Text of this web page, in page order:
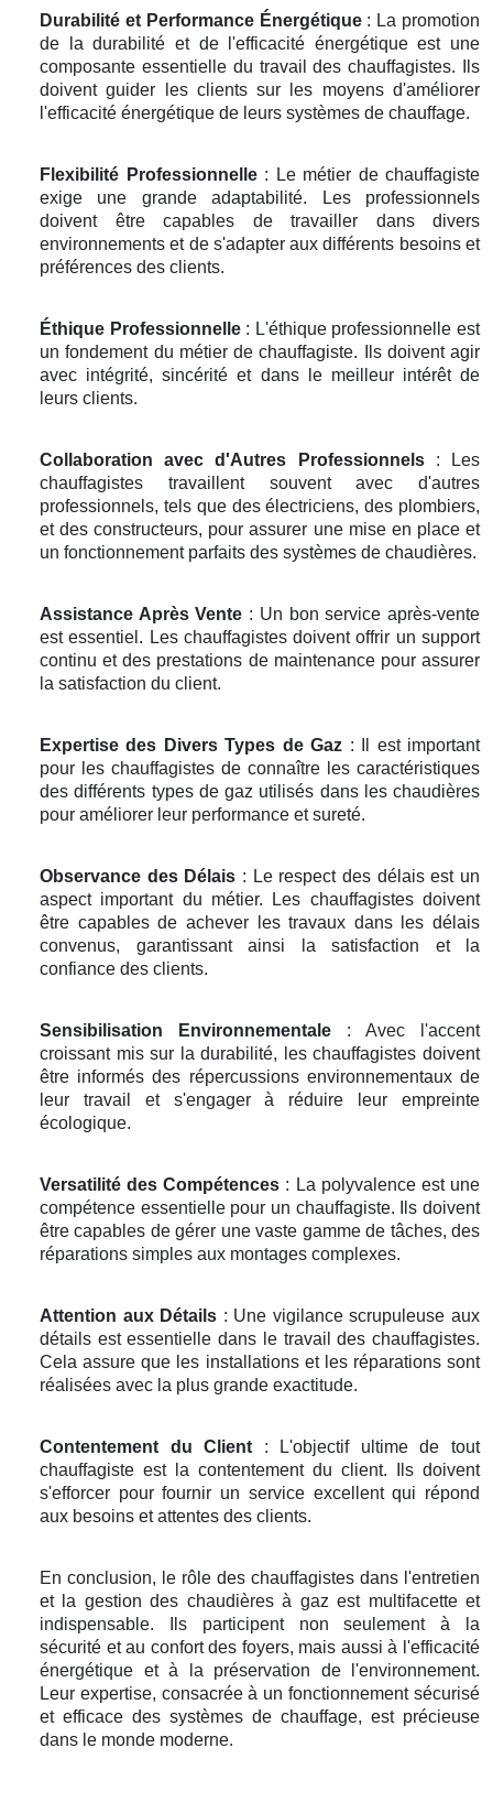
Durabilité et Performance Énergétique: La promotion
de la durabilité et de l'efficacité énergétique est une
composante essentielle du travail des chauffagistes. Ils
doivent guider les clients sur les moyens d'améliorer
l'efficacité énergétique de leurs systèmes de chauffage.
Flexibilité Professionnelle: Le métier de chauffagiste
exige une grande adaptabilité. Les professionnels
doivent être capables de travailler dans divers
environnements et de s'adapter aux différents besoins et
préférences des clients.
Éthique Professionnelle: L'éthique professionnelle est
un fondement du métier de chauffagiste. Ils doivent agir
avec intégrité, sincérité et dans le meilleur intérêt de
leurs clients.
Collaboration avec d'Autres Professionnels: Les
chauffagistes travaillent souvent avec d'autres
professionnels, tels que des électriciens, des plombiers,
et des constructeurs, pour assurer une mise en place et
un fonctionnement parfaits des systèmes de chaudières.
Assistance Après Vente : Un bon service après-vente
est essentiel. Les chauffagistes doivent offrir un support
continu et des prestations de maintenance pour assurer
la satisfaction du client.
Expertise des Divers Types de Gaz : Il est important
pour les chauffagistes de connaître les caractéristiques
des différents types de gaz utilisés dans les chaudières
pour améliorer leur performance et sureté.
Observance des Délais : Le respect des délais est un
aspect important du métier. Les chauffagistes doivent
être capables de achever les travaux dans les délais
convenus, garantissant ainsi la satisfaction et la
confiance des clients.
Sensibilisation Environnementale : Avec l'accent
croissant mis sur la durabilité, les chauffagistes doivent
être informés des répercussions environnementaux de
leur travail et s'engager à réduire leur empreinte
écologique.
Versatilité des Compétences : La polyvalence est une
compétence essentielle pour un chauffagiste. Ils doivent
être capables de gérer une vaste gamme de tâches, des
réparations simples aux montages complexes.
Attention aux Détails : Une vigilance scrupuleuse aux
détails est essentielle dans le travail des chauffagistes.
Cela assure que les installations et les réparations sont
réalisées avec la plus grande exactitude.
Contentement du Client: L'objectif ultime de tout
chauffagiste est la contentement du client. Ils doivent
s'efforcer pour fournir un service excellent qui répond
aux besoins et attentes des clients.
En conclusion, le rôle des chauffagistes dans l'entretien
et la gestion des chaudières à gaz est multifacette et
indispensable. Ils participent non seulement à la
sécurité et au confort des foyers, mais aussi à l'efficacité
énergétique et à la préservation de l'environnement.
Leur expertise, consacrée à un fonctionnement sécurisé
et efficace des systèmes de chauffage, est précieuse
dans le monde moderne.